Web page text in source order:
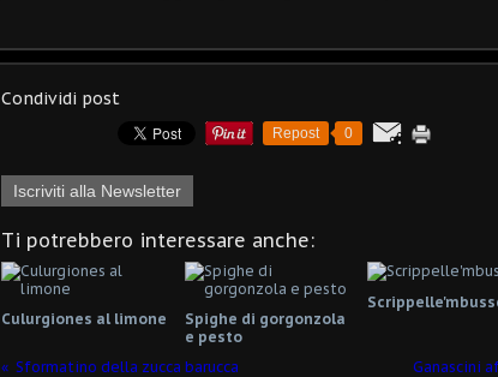
Condividi post
Repost 0
Iscriviti alla Newsletter
Ti potrebbero interessare anche:
Culurgiones al limone
Spighe di gorgonzola
e pesto
Sformatino della zucca barucca
Ganascini